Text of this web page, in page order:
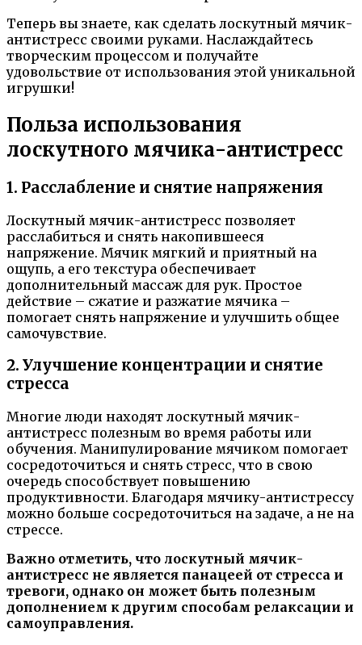
Теперь вы знаете, как сделать лоскутный мячик-
антистресс своими руками. Наслаждайтесь
творческим процессом и получайте
удовольствие от использования этой уникальной
игрушки!
Польза использования
лоскутного мячика-антистресс
1. Расслабление и снятие напряжения
Лоскутный мячик-антистресс позволяет
расслабиться и снять накопившееся
напряжение. Мячик мягкий и приятный на
ощупь, а его текстура обеспечивает
дополнительный массаж для рук. Простое
действие – сжатие и разжатие мячика –
помогает снять напряжение и улучшить общее
самочувствие.
2. Улучшение концентрации и снятие
стресса
Многие люди находят лоскутный мячик-
антистресс полезным во время работы или
обучения. Манипулирование мячиком помогает
сосредоточиться и снять стресс, что в свою
очередь способствует повышению
продуктивности. Благодаря мячику-антистрессу
можно больше сосредоточиться на задаче, а не на
стрессе.
Важно отметить, что лоскутный мячик-
антистресс не является панацеей от стресса и
тревоги, однако он может быть полезным
дополнением к другим способам релаксации и
самоуправления.